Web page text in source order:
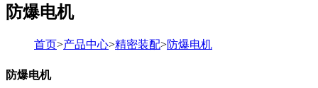
防爆电机
首页>产品中心>精密装配>防爆电机
防爆电机